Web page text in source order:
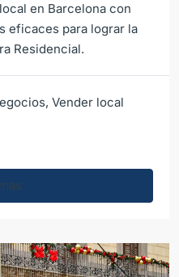
en Barcelona con
eficaces para lograr la
Residencial.
, Vender local